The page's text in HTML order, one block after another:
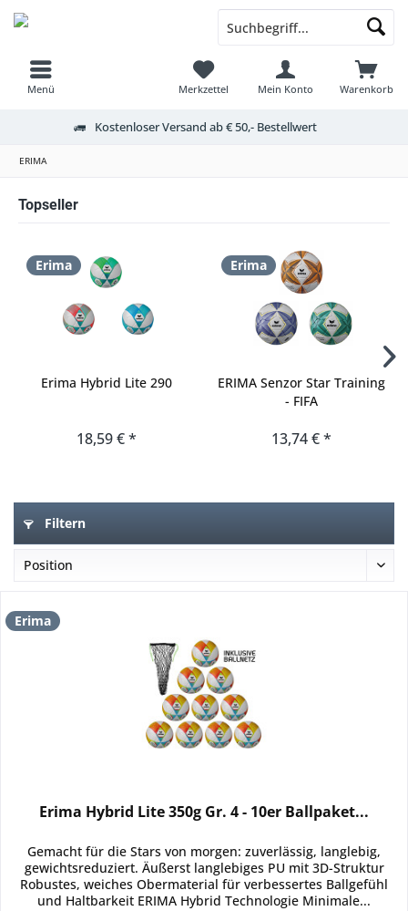
Menü Warenkorb
Merkzettel Mein Konto
Kostenloser Versand ab € 50,- Bestellwert
ERIMA
Topseller
Erima
Erima Hybrid Lite 290
18,59 € *
Erima
ERIMA Senzor Star Training
- FIFA
13,74 € *
Filtern
Erima
Erima Hybrid Lite 350g Gr. 4 - 10er Ballpaket...
Gemacht für die Stars von morgen: zuverlässig, langlebig,
gewichtsreduziert. Äußerst langlebiges PU mit 3D-Struktur
Robustes, weiches Obermaterial für verbessertes Ballgefühl
und Haltbarkeit ERIMA Hybrid Technologie Minimale...